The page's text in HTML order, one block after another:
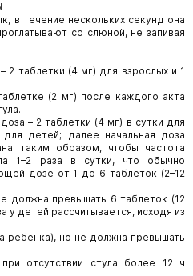
в течение нескольких секунд она
со слюной, не запивая
2 таблетки (4 мг) для взрослых и 1
(2 мг) после каждого акта
– 2 таблетки (4 мг) в сутки для
детей; далее начальная доза
таким образом, чтобы частота
1–2 раза в сутки, что обычно
дозе от 1 до 6 таблеток (2–12
должна превышать 6 таблеток (12
у детей рассчитывается, исходя из
ребенка), но не должна превышать
отсутствии стула более 12 ч